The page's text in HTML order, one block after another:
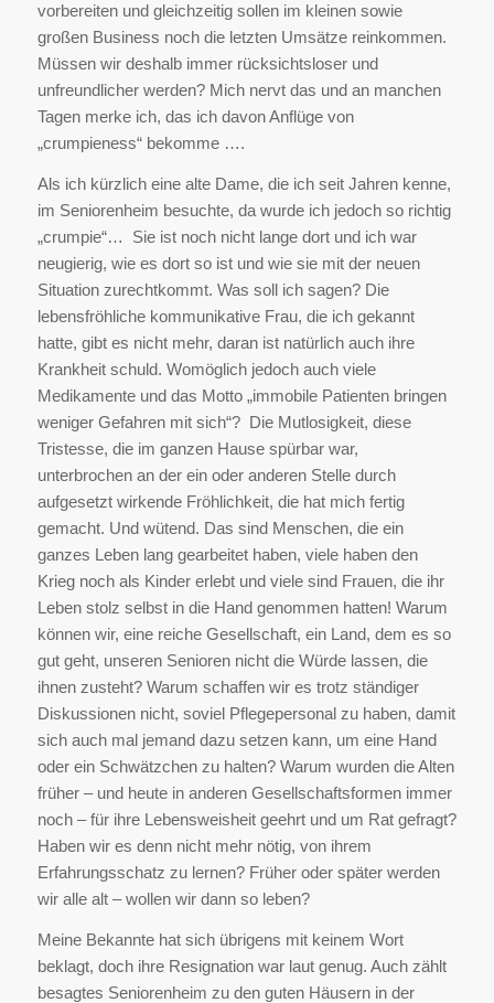
vorbereiten und gleichzeitig sollen im kleinen sowie
großen Business noch die letzten Umsätze reinkommen.
Müssen wir deshalb immer rücksichtsloser und
unfreundlicher werden? Mich nervt das und an manchen
Tagen merke ich, das ich davon Anflüge von
„crumpieness“ bekomme ….
Als ich kürzlich eine alte Dame, die ich seit Jahren kenne,
im Seniorenheim besuchte, da wurde ich jedoch so richtig
„crumpie“… Sie ist noch nicht lange dort und ich war
neugierig, wie es dort so ist und wie sie mit der neuen
Situation zurechtkommt. Was soll ich sagen? Die
lebensfröhliche kommunikative Frau, die ich gekannt
hatte, gibt es nicht mehr, daran ist natürlich auch ihre
Krankheit schuld. Womöglich jedoch auch viele
Medikamente und das Motto „immobile Patienten bringen
weniger Gefahren mit sich“? Die Mutlosigkeit, diese
Tristesse, die im ganzen Hause spürbar war,
unterbrochen an der ein oder anderen Stelle durch
aufgesetzt wirkende Fröhlichkeit, die hat mich fertig
gemacht. Und wütend. Das sind Menschen, die ein
ganzes Leben lang gearbeitet haben, viele haben den
Krieg noch als Kinder erlebt und viele sind Frauen, die ihr
Leben stolz selbst in die Hand genommen hatten! Warum
können wir, eine reiche Gesellschaft, ein Land, dem es so
gut geht, unseren Senioren nicht die Würde lassen, die
ihnen zusteht? Warum schaffen wir es trotz ständiger
Diskussionen nicht, soviel Pflegepersonal zu haben, damit
sich auch mal jemand dazu setzen kann, um eine Hand
oder ein Schwätzchen zu halten? Warum wurden die Alten
früher – und heute in anderen Gesellschaftsformen immer
noch – für ihre Lebensweisheit geehrt und um Rat gefragt?
Haben wir es denn nicht mehr nötig, von ihrem
Erfahrungsschatz zu lernen? Früher oder später werden
wir alle alt – wollen wir dann so leben?
Meine Bekannte hat sich übrigens mit keinem Wort
beklagt, doch ihre Resignation war laut genug. Auch zählt
besagtes Seniorenheim zu den guten Häusern in der